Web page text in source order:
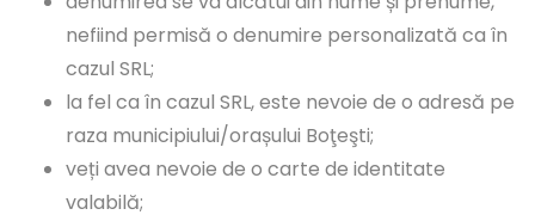
nefiind permisă o denumire personalizată ca în
cazul SRL;
la fel ca în cazul SRL, este nevoie de o adresă pe
raza municipiului/orașului Boţeşti;
veți avea nevoie de o carte de identitate
valabilă;